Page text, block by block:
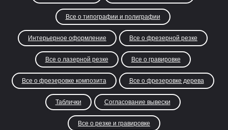
Все о типографии и полиграфии
Интерьерное оформление Все о фрезерной резке
Все о лазерной резке Все о гравировке
Все о фрезеровке композита Все о фрезеровке дерева
Таблички Согласование вывески
Все о резке и гравировке